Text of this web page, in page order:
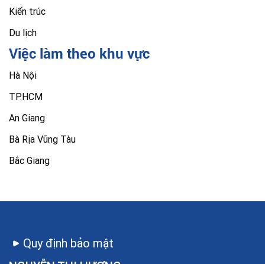
Kiến trúc
Du lịch
Việc làm theo khu vực
Hà Nội
TP.HCM
An Giang
Bà Rịa Vũng Tàu
Bắc Giang
Quy định bảo mật